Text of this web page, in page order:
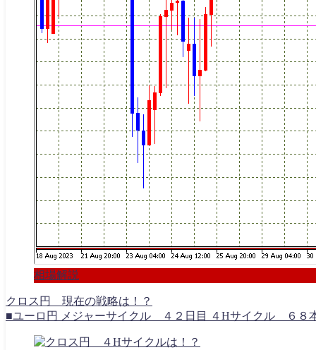
相場解説
クロス円 現在の戦略は！？
■ユーロ円 メジャーサイクル ４２日目 ４Hサイクル ６８